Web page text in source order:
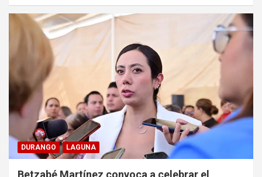
DURANGO LAGUNA